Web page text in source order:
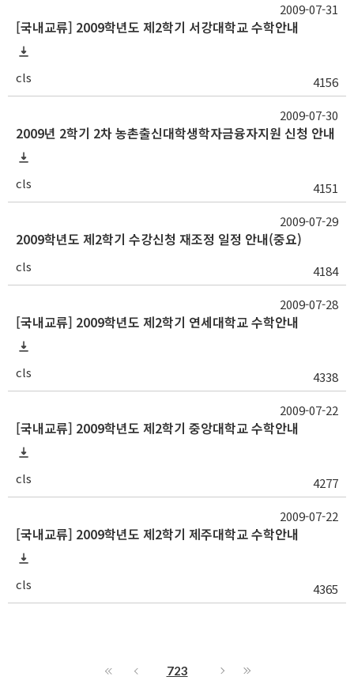
[국내교류] 2009학년도 제2학기 서강대학교 수학안내
cls 4156
2009-07-31
2009년 2학기 2차 농촌출신대학생학자금융자지원 신청 안내
cls 4151
2009-07-30
2009학년도 제2학기 수강신청 재조정 일정 안내(중요)
cls 4184
2009-07-29
[국내교류] 2009학년도 제2학기 연세대학교 수학안내
cls 4338
2009-07-28
[국내교류] 2009학년도 제2학기 중앙대학교 수학안내
cls 4277
2009-07-22
[국내교류] 2009학년도 제2학기 제주대학교 수학안내
cls 4365
2009-07-22
723